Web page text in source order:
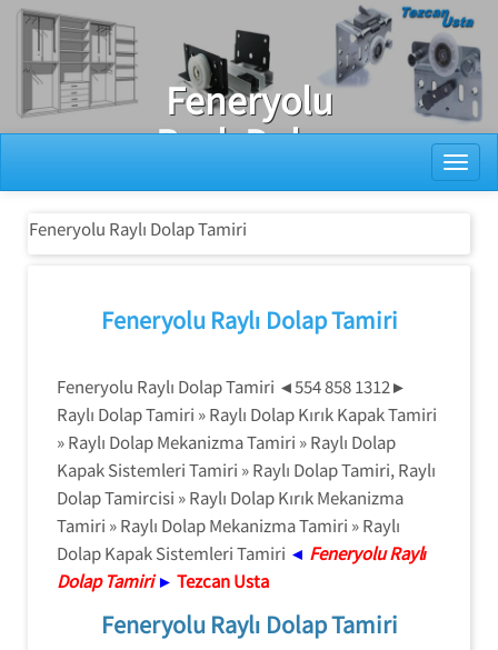
Ray Dolap Tamiri
Feneryolu
Raylı Dolap
Tamiri
Feneryolu Raylı Dolap Tamiri
Feneryolu Raylı Dolap Tamiri
Feneryolu Raylı Dolap Tamiri ◄554 858 1312►
Raylı Dolap Tamiri » Raylı Dolap Kırık Kapak Tamiri
» Raylı Dolap Mekanizma Tamiri » Raylı Dolap
Kapak Sistemleri Tamiri » Raylı Dolap Tamiri, Raylı
Dolap Tamircisi » Raylı Dolap Kırık Mekanizma
Tamiri » Raylı Dolap Mekanizma Tamiri » Raylı
Dolap Kapak Sistemleri Tamiri ◄ Feneryolu Raylı
Dolap Tamiri► Tezcan Usta
Feneryolu Raylı Dolap Tamiri